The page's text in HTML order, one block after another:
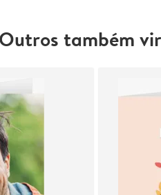
Outros também